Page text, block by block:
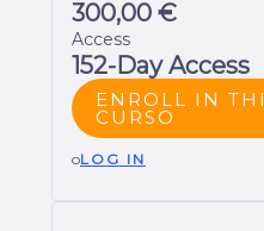
300,00 €
Access
152-Day Access
ENROLL IN
CURSO
oLOG IN